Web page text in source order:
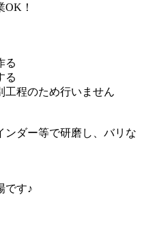
！
る
る
程のため行いません
ンダー等で研磨し、バリな
です♪